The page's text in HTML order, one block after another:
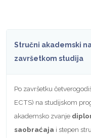
Stručni akademski
završetkom studija
Po završetku
ECTS) na studijskom
akademsko zvanje
saobraćaja i stepen